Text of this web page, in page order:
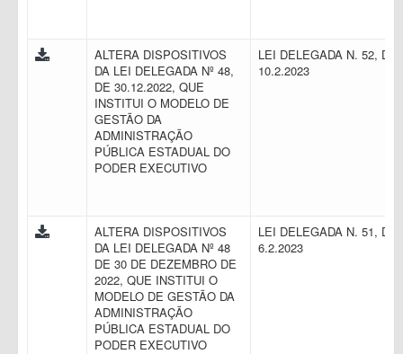
ALTERA DISPOSITIVOS
DA LEI DELEGADA Nº 48,
DE 30.12.2022, QUE
INSTITUI O MODELO DE
GESTÃO DA
ADMINISTRAÇÃO
PÚBLICA ESTADUAL DO
PODER EXECUTIVO
LEI DELEGADA N. 52, DE
10.2.2023
ALTERA DISPOSITIVOS
DA LEI DELEGADA Nº 48
DE 30 DE DEZEMBRO DE
2022, QUE INSTITUI O
MODELO DE GESTÃO DA
ADMINISTRAÇÃO
PÚBLICA ESTADUAL DO
PODER EXECUTIVO
LEI DELEGADA N. 51, DE
6.2.2023